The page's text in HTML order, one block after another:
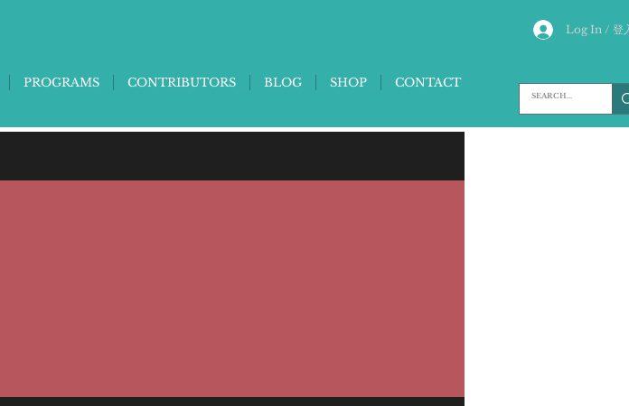
Log In / 登
PROGRAMS CONTRIBUTORS BLOG SHOP CONTACT